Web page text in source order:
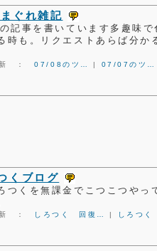
ぐれ雑記
記事を書いています多趣味
時も。リクエストあらば分
新 ：07/08のツ… | 07/07のツ…
くブログ
つくを無課金でこつこつやっ
新 ： しろつく 回復… | しろつ